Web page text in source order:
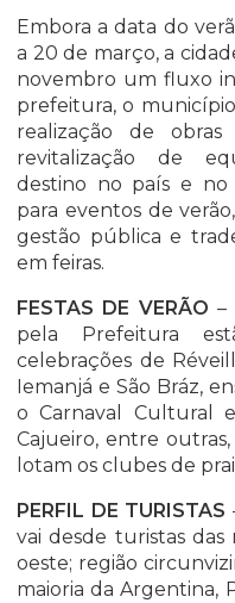
Embora a data do
a 20 de março, a
novembro um fluxo
prefeitura, o
realização de
revitalização de
destino no país e no
para eventos de
gestão pública e
em feiras.
FESTAS DE VERÃO –
pela Prefeitura
celebrações de
Iemanjá e São Bráz,
o Carnaval Cultural
Cajueiro, entre
lotam os clubes de
PERFIL DE TURISTAS
vai desde turistas das
oeste; região
maioria da Argentina,